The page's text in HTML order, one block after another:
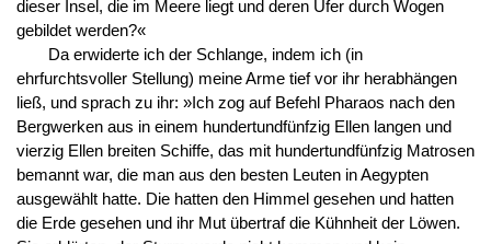
dieser Insel, die im Meere liegt und deren Ufer durch Wogen
gebildet werden?«
Da erwiderte ich der Schlange, indem ich (in
ehrfurchtsvoller Stellung) meine Arme tief vor ihr herabhängen
ließ, und sprach zu ihr: »Ich zog auf Befehl Pharaos nach den
Bergwerken aus in einem hundertundfünfzig Ellen langen und
vierzig Ellen breiten Schiffe, das mit hundertundfünfzig Matrosen
bemannt war, die man aus den besten Leuten in Aegypten
ausgewählt hatte. Die hatten den Himmel gesehen und hatten
die Erde gesehen und ihr Mut übertraf die Kühnheit der Löwen.